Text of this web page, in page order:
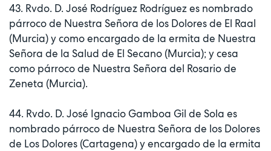
43. Rvdo. D. José Rodríguez Rodríguez es nombrado
párroco de Nuestra Señora de los Dolores de El Raal
(Murcia) y como encargado de la ermita de Nuestra
Señora de la Salud de El Secano (Murcia); y cesa
como párroco de Nuestra Señora del Rosario de
Zeneta (Murcia).
44. Rvdo. D. José Ignacio Gamboa Gil de Sola es
nombrado párroco de Nuestra Señora de los Dolores
de Los Dolores (Cartagena) y encargado de la ermita